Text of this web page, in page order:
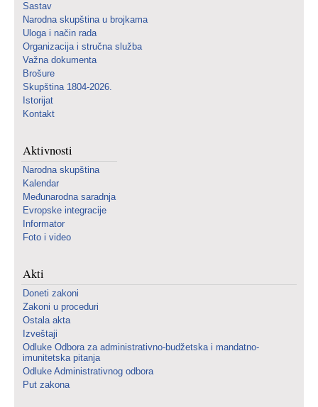
Sastav
Narodna skupština u brojkama
Uloga i način rada
Organizacija i stručna služba
Važna dokumenta
Brošure
Skupština 1804-2026.
Istorijat
Kontakt
Aktivnosti
Narodna skupština
Kalendar
Međunarodna saradnja
Evropske integracije
Informator
Foto i video
Akti
Doneti zakoni
Zakoni u proceduri
Ostala akta
Izveštaji
Odluke Odbora za administrativno-budžetska i mandatno-
imunitetska pitanja
Odluke Administrativnog odbora
Put zakona